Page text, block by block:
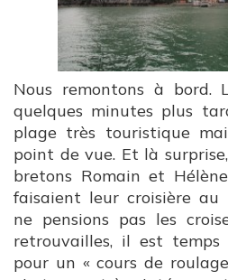
Nous remontons à bord.
quelques minutes plus
plage très touristique
point de vue. Et là
bretons Romain et
faisaient leur croisière au
ne pensions pas les
retrouvailles, il est
pour un « cours de